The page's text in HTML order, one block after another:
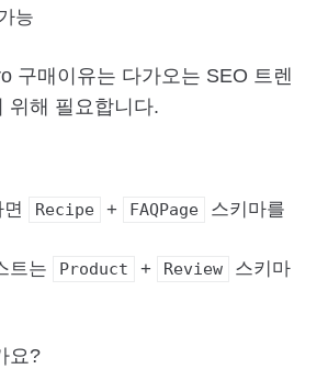
능
구매이유는 다가오는 SEO 트렌
위해 필요합니다.
Recipe + FAQPage
스키마를
트는
Product + Review
스키마
요?